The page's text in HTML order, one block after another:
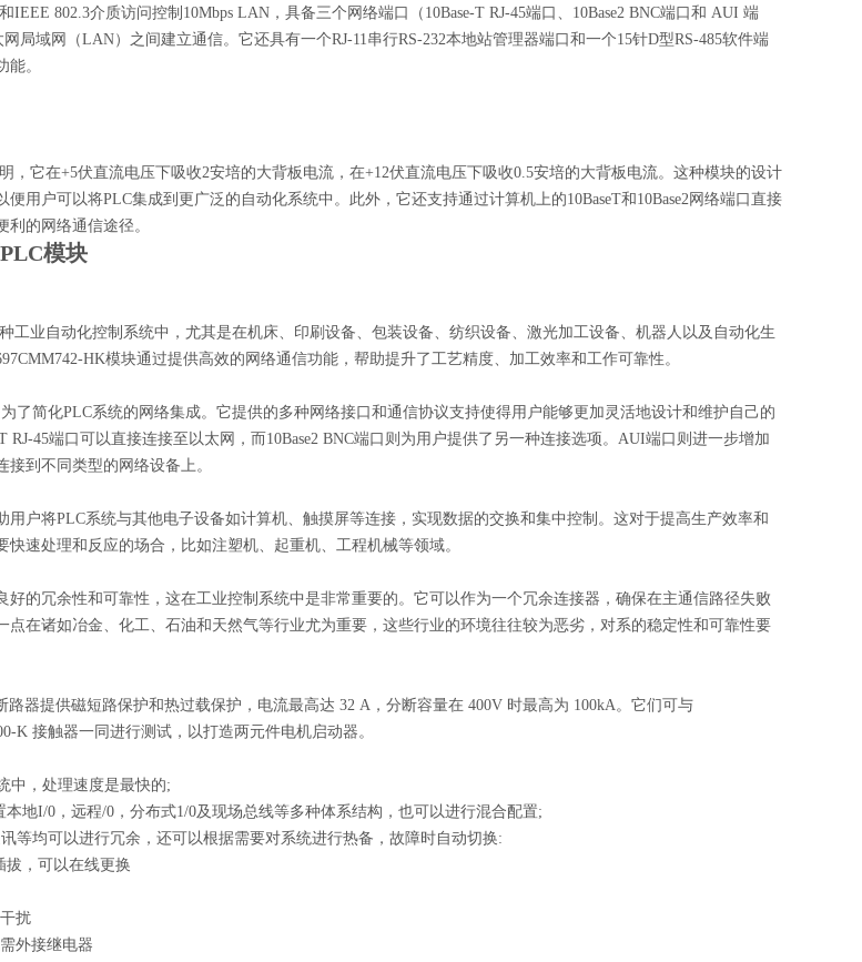
802.3介质访问控制10Mbps LAN，具备三个网络端口（10Base-T RJ-45端口、10Base2 BNC端口和 AUI 端
局域网（LAN）之间建立通信。它还具有一个RJ-11串行RS-232本地站管理器端口和一个15针D型RS-485软件端
。
，它在+5伏直流电压下吸收2安培的大背板电流，在+12伏直流电压下吸收0.5安培的大背板电流。这种模块的设计
用户可以将PLC集成到更广泛的自动化系统中。此外，它还支持通过计算机上的10BaseT和10Base2网络端口直接
的网络通信途径。
模块
工业自动化控制系统中，尤其是在机床、印刷设备、包装设备、纺织设备、激光加工设备、机器人以及自动化生
HK模块通过提供高效的网络通信功能，帮助提升了工艺精度、加工效率和工作可靠性。
了简化PLC系统的网络集成。它提供的多种网络接口和通信协议支持使得用户能够更加灵活地设计和维护自己的
RJ-45端口可以直接连接至以太网，而10Base2 BNC端口则为用户提供了另一种连接选项。AUI端口则进一步增加
到不同类型的网络设备上。
用户将PLC系统与其他电子设备如计算机、触摸屏等连接，实现数据的交换和集中控制。这对于提高生产效率和
速处理和反应的场合，比如注塑机、起重机、工程机械等领域。
好的冗余性和可靠性，这在工业控制系统中是非常重要的。它可以作为一个冗余连接器，确保在主通信路径失败
点在诸如冶金、化工、石油和天然气等行业尤为重要，这些行业的环境往往较为恶劣，对系的稳定性和可靠性要
路器提供磁短路保护和热过载保护，电流最高达 32 A，分断容量在 400V 时最高为 100kA。它们可与
K 接触器一同进行测试，以打造两元件电机启动器。
中，处理速度是最快的;
地I/0，远程/0，分布式1/0及现场总线等多种体系结构，也可以进行混合配置;
等均可以进行冗余，还可以根据需要对系统进行热备，故障时自动切换:
拔，可以在线更换
扰
外接继电器